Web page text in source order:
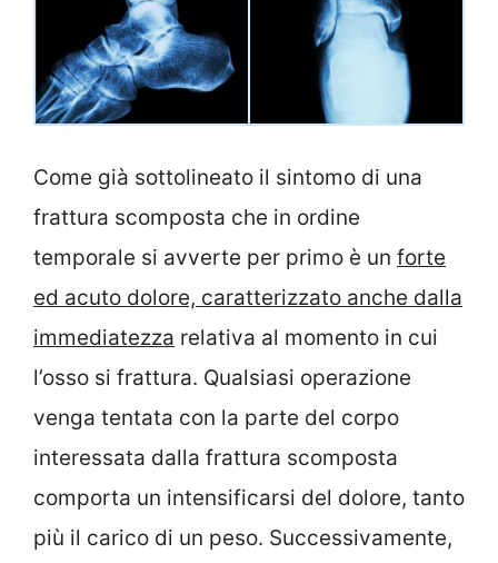
Come già sottolineato il sintomo di una
frattura scomposta che in ordine
temporale si avverte per primo è un forte
ed acuto dolore, caratterizzato anche dalla
immediatezza relativa al momento in cui
l’osso si frattura. Qualsiasi operazione
venga tentata con la parte del corpo
interessata dalla frattura scomposta
comporta un intensificarsi del dolore, tanto
più il carico di un peso. Successivamente,